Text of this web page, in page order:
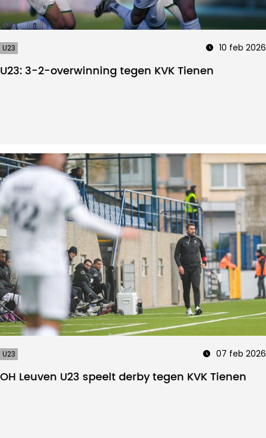
U23 10 feb 2026
U23: 3-2-overwinning tegen KVK Tienen
U23 07 feb 2026
OH Leuven U23 speelt derby tegen KVK Tienen